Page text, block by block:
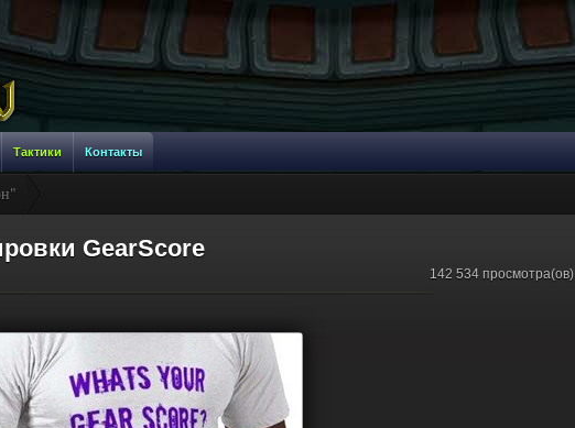
Тактики Контакты
GearScore
142 534 просмотра(ов)